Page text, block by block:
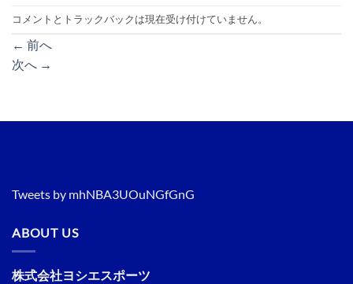
コメントとトラックバックは現在受け付けていません。
← 前へ
次へ →
Tweets by mhNBA3UOuNGfGnG
ABOUT US
株式会社ヨシエスポーツ